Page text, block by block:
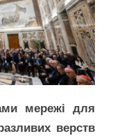
мережі для
верств